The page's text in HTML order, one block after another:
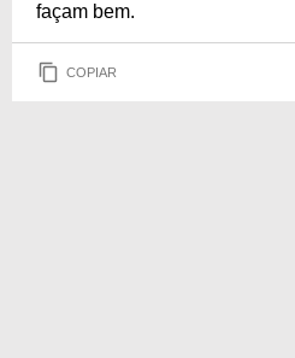
façam bem.
COPIAR